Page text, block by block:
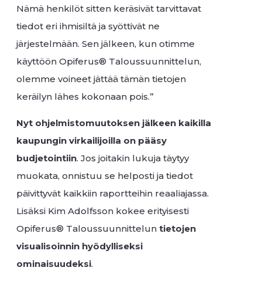
Nämä henkilöt sitten keräsivät tarvittavat
tiedot eri ihmisiltä ja syöttivät ne
järjestelmään. Sen jälkeen, kun otimme
käyttöön Opiferus® Taloussuunnittelun,
olemme voineet jättää tämän tietojen
keräilyn lähes kokonaan pois.”
Nyt ohjelmistomuutoksen jälkeen kaikilla
kaupungin virkailijoilla on pääsy
budjetointiin. Jos joitakin lukuja täytyy
muokata, onnistuu se helposti ja tiedot
päivittyvät kaikkiin raportteihin reaaliajassa.
Lisäksi Kim Adolfsson kokee erityisesti
Opiferus® Taloussuunnitteluntietojen
visualisoinnin hyödylliseksi
ominaisuudeksi.